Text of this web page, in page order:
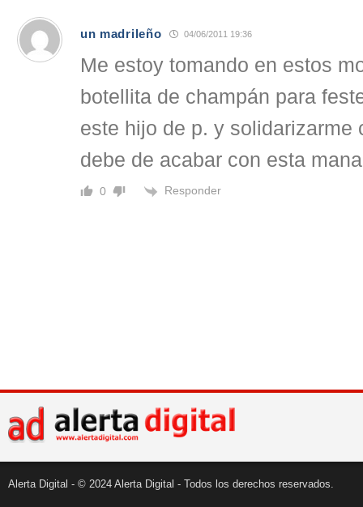
un madrileño 04/06/2011 19:36
Me estoy tomando en estos
botellita de champán para
este hijo de p. y solidarizarme
debe de acabar con esta
0 Responder
Alerta Digital - © 2024 Alerta Digital - Todos los derechos reservados.